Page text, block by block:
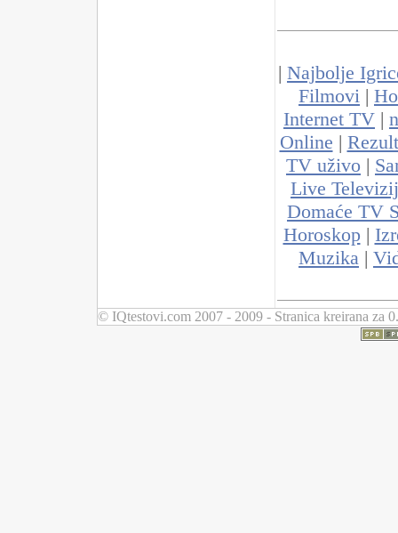
| Najbolje
Filmovi |
Internet TV |
Online |
TV uživo |
Live
Domaće TV
Horoskop |
Muzika |
© IQtestovi.com 2007 - 2009 - Stranica kreirana za